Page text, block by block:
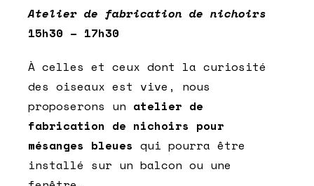
Atelier de fabrication de nichoirs
15h30 – 17h30
À celles et ceux dont la curiosité
des oiseaux est vive, nous
proposerons un atelier de
fabrication de nichoirs pour
mésanges bleues qui pourra être
installé sur un balcon ou une